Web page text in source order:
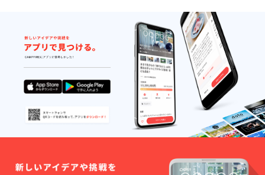
ベルに
表記さ
れま
す。商
品開封
前には
必ずお
届けの
リター
ンに貼
付され
たラベ
ルや注
意書き
認くだ
さい。